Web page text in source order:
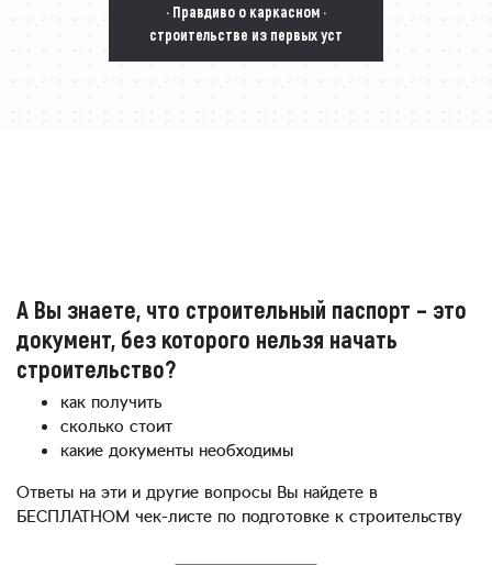
· Правдиво о каркасном ·
строительстве из первых уст
А Вы знаете, что строительный паспорт – это
документ, без которого нельзя начать
строительство?
как получить
сколько стоит
какие документы необходимы
Ответы на эти и другие вопросы Вы найдете в
БЕСПЛАТНОМ чек-листе по подготовке к строительству